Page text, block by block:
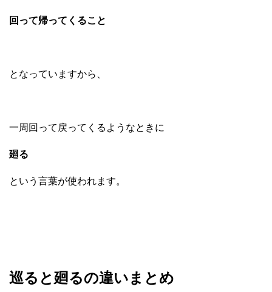
回って帰ってくること
となっていますから、
一周回って戻ってくるようなときに
廻る
という言葉が使われます。
巡ると廻るの違いまとめ